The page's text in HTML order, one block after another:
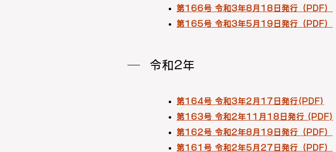
第166号 令和3年8月18日発行（PDF）
第165号 令和3年5月19日発行（PDF）
令和2年
第164号 令和3年2月17日発行(PDF)
第163号 令和2年11月18日発行 (PDF)
第162号 令和2年8月19日発行（PDF）
第161号 令和2年5月27日発行（PDF）